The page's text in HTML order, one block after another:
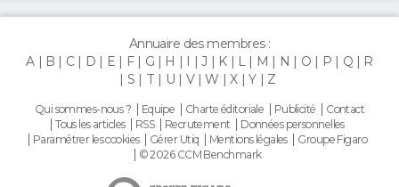
Annuaire des membres :
A
B C D E F G H J K L M N O P Q
R
S
T U V W X Y Z
Qui sommes-nous ? Equipe Charte éditoriale Publicité
Contact
Tous les articles
RSS Recrutement
Données personnelles
Paramétrer les cookies
Gérer Utiq Mentions légales
Groupe Figaro
© 2026 CCM Benchmark